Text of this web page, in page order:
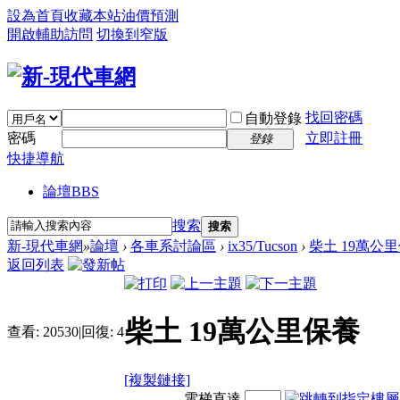
設為首頁收藏本站油價預測
開啟輔助訪問 切換到窄版
自動登錄 找回密碼
密碼
登錄
立即註冊
快捷導航
論壇BBS
搜索 搜索
新-現代車網»論壇 › 各車系討論區 › ix35/Tucson › 柴土 19萬公
返回列表
查看: 20530|回復: 4柴土 19萬公里保養
[複製鏈接]